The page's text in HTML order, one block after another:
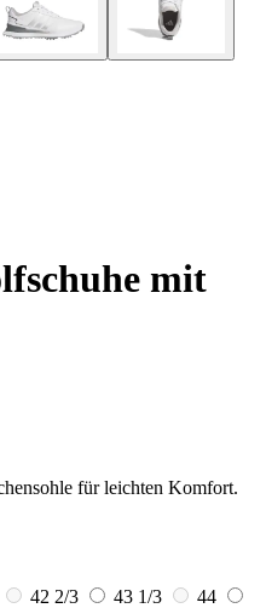
mit
für leichten Komfort.
42 2/3 43 1/3
44